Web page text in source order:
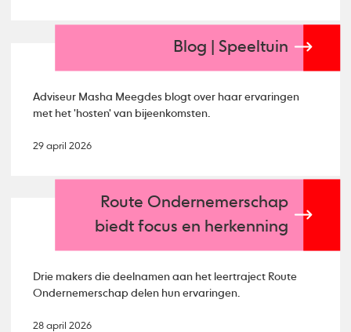
Blog | Speeltuin
Adviseur Masha Meegdes blogt over haar ervaringen
met het 'hosten' van bijeenkomsten.
29 april 2026
Route Ondernemerschap
biedt focus en herkenning
Drie makers die deelnamen aan het leertraject Route
Ondernemerschap delen hun ervaringen.
28 april 2026